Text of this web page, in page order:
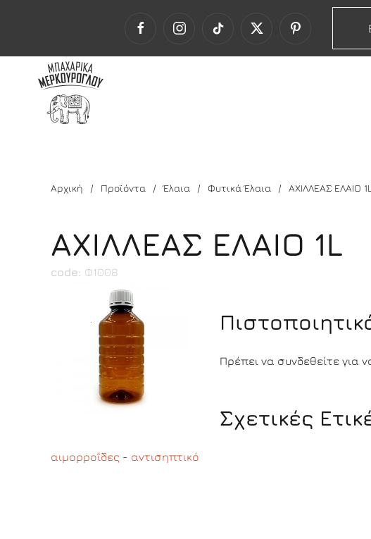
Αρχική Προϊόντα Έλαια Φυτικά Έλαια ΑΧΙΛΛΕΑΣ ΕΛΑΙΟ 1L
ΑΧΙΛΛΕΑΣ ΕΛΑΙΟ 1L
code: Φ1008
Πρέπει να συνδεθείτε για
Σχετικές
αιμορροΐδες - αντισηπτικό